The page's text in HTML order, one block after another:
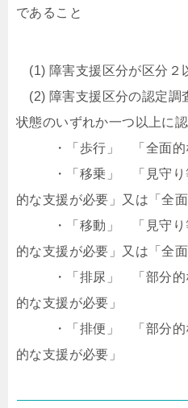
であること
(1) 障害支援区分が区分２
(2) 障害支援区分の認定調
状態のいずれか一つ以上に
・「歩行」 「全面的な
・「移乗」 「見守り等
的な支援が必要」又は「全
・「移動」 「見守り等
的な支援が必要」又は「全
・「排尿」 「部分的な
的な支援が必要」
・「排便」 「部分的な
的な支援が必要」